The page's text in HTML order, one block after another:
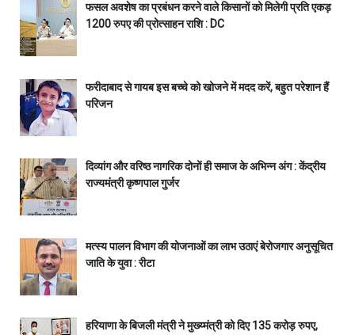
फसल अवशेष का प्रबंधन करने वाले किसानों को मिलेगी प्रति एकड़
1200 रुपए की प्रोत्साहन राशि : DC
फरीदाबाद से गायब इस बच्चे को खोजने में मदद करें, बहुत परेशान हैं
परिजन
दिव्यांग और वरिष्ठ नागरिक दोनों ही समाज के अभिन्न अंग : केंद्रीय
राज्यमंत्री कृष्णपाल गुर्जर
मत्स्य पालन विभाग की योजनाओं का लाभ उठाएं बेरोजगार अनुसूचित
जाति के युवा : रीटा
हरियाणा के बिजली मंत्री ने मुख्य्मंत्री को दिए 135 करोड़ रुपए,